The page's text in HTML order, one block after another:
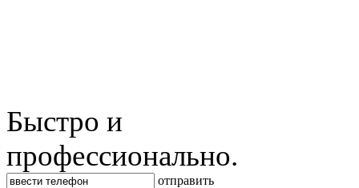
Быстро и
профессионально.
отправить